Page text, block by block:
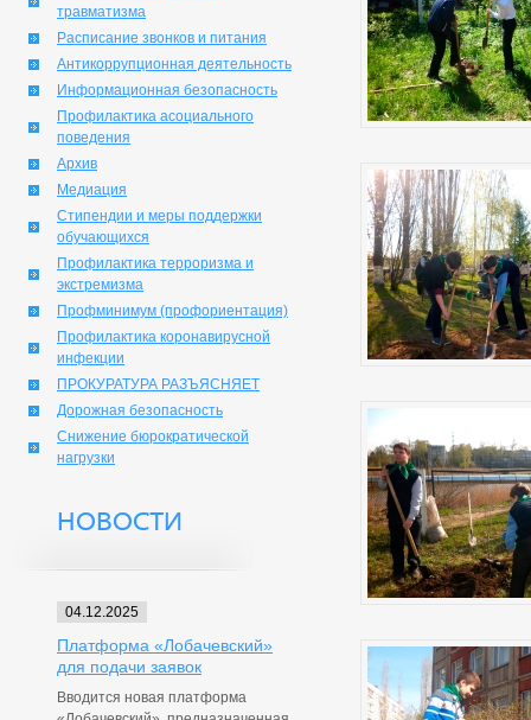
травматизма
Расписание звонков и питания
Антикоррупционная деятельность
Информационная безопасность
Профилактика асоциального
поведения
Архив
Медиация
Стипендии и меры поддержки
обучающихся
Профилактика терроризма и
экстремизма
Профминимум (профориентация)
Профилактика коронавирусной
инфекции
ПРОКУРАТУРА РАЗЪЯСНЯЕТ
Дорожная безопасность
Снижение бюрократической
нагрузки
НОВОСТИ
04.12.2025
Платформа «Лобачевский»
для подачи заявок
Вводится новая платформа